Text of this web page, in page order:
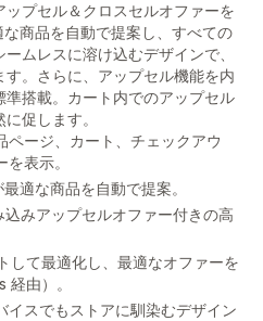
プセル＆クロスセルオファーを
商品を自動で提案し、すべての
ムレスに溶け込むデザインで、
。さらに、アップセル機能を内
搭載。カート内でのアップセル
促します。
ページ、カート、チェックアウ
表示。
適な商品を自動で提案。
みアップセルオファー付きの高
して最適化し、最適なオファーを
経由）。
イスでもストアに馴染むデザイン